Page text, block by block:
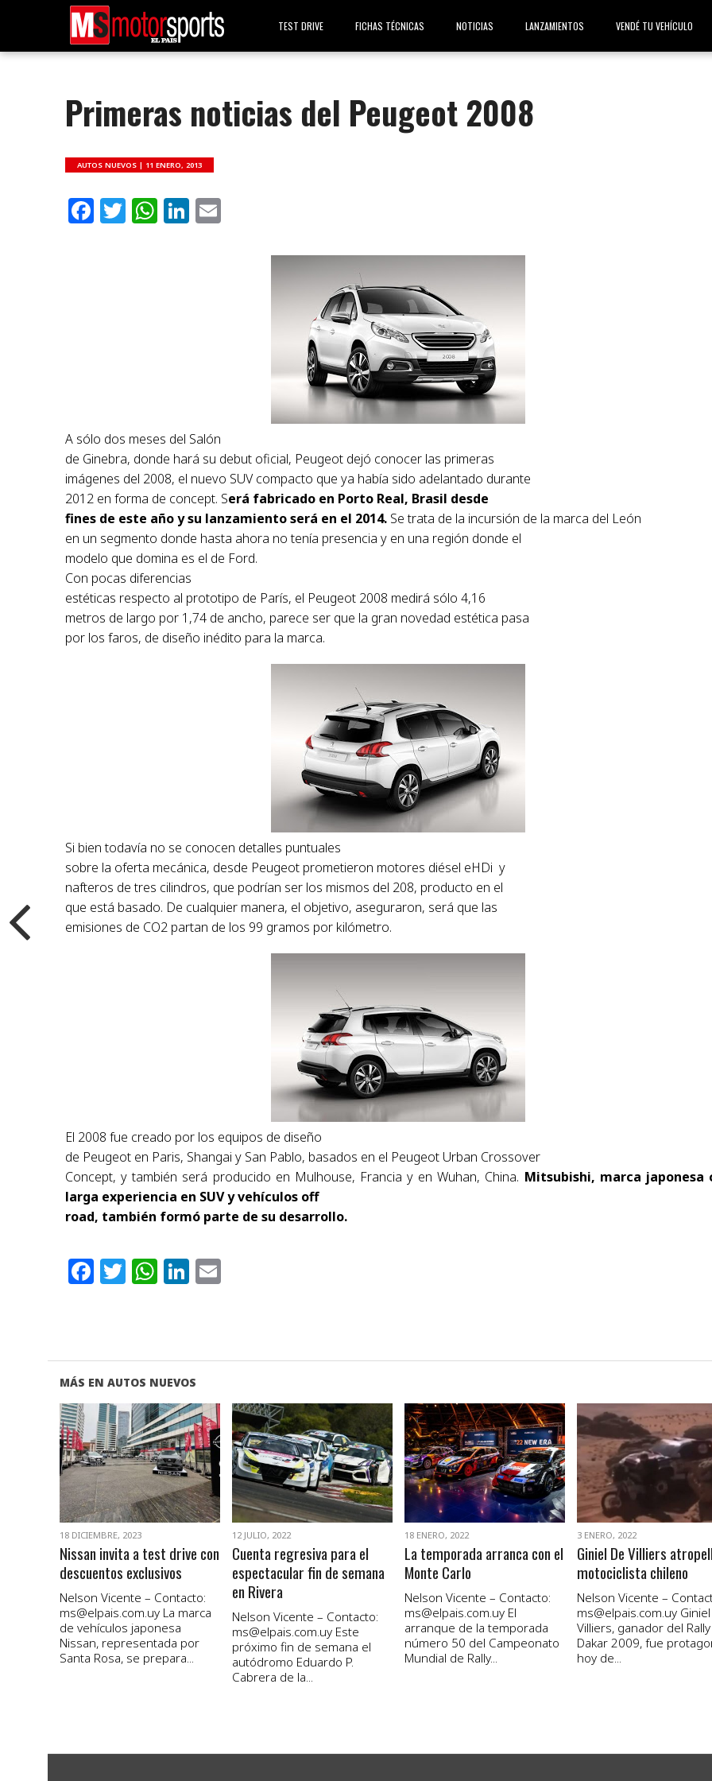
TEST DRIVE FICHAS TÉCNICAS NOTICIAS LANZAMIENTOS VENDÉ TU VEHÍCULO
Primeras noticias del Peugeot 2008
AUTOS NUEVOS | 11 ENERO, 2013
Facebook
Twitter
WhatsApp
LinkedIn
A sólo dos meses del Salón
de Ginebra, donde hará su debut oficial, Peugeot dejó conocer las primeras
imágenes del 2008, el nuevo SUV compacto que ya había sido adelantado durante
2012 en forma de concept. Será fabricado en Porto Real, Brasil desde
fines de este año y su lanzamiento será en el 2014. Se trata de la incursión de la marca del León
en un segmento donde hasta ahora no tenía presencia y en una región donde el
modelo que domina es el de Ford.
Con pocas diferencias
estéticas respecto al prototipo de París, el Peugeot 2008 medirá sólo 4,16
metros de largo por 1,74 de ancho, parece ser que la gran novedad estética pasa
por los faros, de diseño inédito para la marca.
Si bien todavía no se conocen detalles puntuales
sobre la oferta mecánica, desde Peugeot prometieron motores diésel eHDi y
nafteros de tres cilindros, que podrían ser los mismos del 208, producto en el
que está basado. De cualquier manera, el objetivo, aseguraron, será que las
emisiones de CO2 partan de los 99 gramos por kilómetro.
El 2008 fue creado por los equipos de diseño
de Peugeot en Paris, Shangai y San Pablo, basados en el Peugeot Urban Crossover
Concept, y también será producido en Mulhouse, Francia y en Wuhan, China. Mitsubishi, marca japonesa
larga experiencia en SUV y vehículos off
road, también formó parte de su desarrollo.
Facebook
Twitter
WhatsApp
LinkedIn
MÁS EN AUTOS NUEVOS
VER NOTA
18 DICIEMBRE, 2023
Nissan invita a test drive con
descuentos exclusivos
Nelson Vicente – Contacto:
ms@elpais.com.uyLa marca
de vehículos japonesa
Nissan, representada por
Santa Rosa, se prepara...
VER NOTA
12 JULIO, 2022
Cuenta regresiva para el
espectacular fin de semana
en Rivera
Nelson Vicente – Contacto:
ms@elpais.com.uyEste
próximo fin de semana el
autódromo Eduardo P.
Cabrera de la...
VER NOTA
18 ENERO, 2022
La temporada arranca con el
Monte Carlo
Nelson Vicente – Contacto:
ms@elpais.com.uyEl
arranque de la temporada
número 50 del Campeonato
Mundial de Rally...
VER NOTA
3 ENERO, 2022
Giniel De Villiers
motociclista chileno
Nelson Vicente –
ms@elpais.com.uy
Villiers, ganador del Rally
Dakar 2009, fue
hoy de...